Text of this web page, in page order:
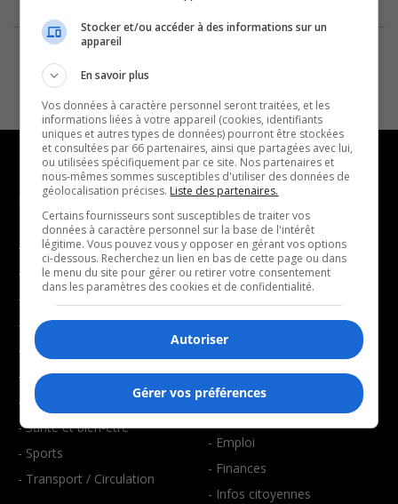
NOUVELLES
- Affaires municipales
- Communauté / Social
- Culture
- Économie
- Éducation
- Environnement
- Faits divers
- Santé et bien-être
- Sports
- Transport / Circulation
MUSIQUE
- Décompte franco
- Joué récemment
BALADOS
- Art de vivre
- Bien-être
- Emploi
- Finances
- Infos citoyennes
Stocker et/ou accéder à des informations sur un
appareil
En savoir plus
Vos données à caractère personnel seront traitées, et les
informations liées à votre appareil (cookies, identifiants
uniques et autres types de données) pourront être stockées
et consultées par 66 partenaires, ainsi que partagées avec lui,
ou utilisées spécifiquement par ce site. Nos partenaires et
nous-mêmes sommes susceptibles d'utiliser des données de
géolocalisation précises. Liste des partenaires.
Certains fournisseurs sont susceptibles de traiter vos
données à caractère personnel sur la base de l'intérêt
légitime. Vous pouvez vous y opposer en gérant vos options
ci-dessous. Recherchez un lien en bas de cette page ou dans
le menu du site pour gérer ou retirer votre consentement
dans les paramètres des cookies et de confidentialité.
Autoriser
Gérer vos préférences